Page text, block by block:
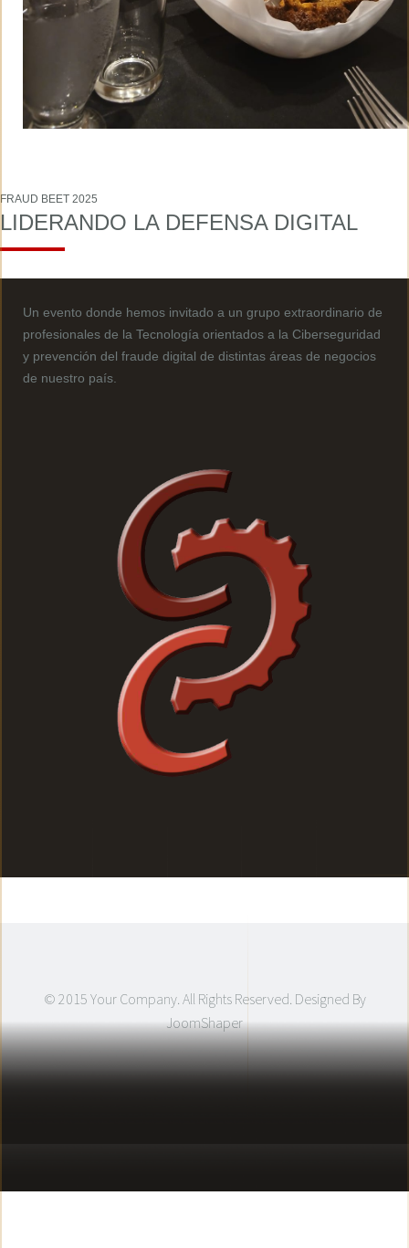
FRAUD BEET 2025
LIDERANDO LA DEFENSA DIGITAL
Un evento donde hemos invitado a un grupo extraordinario de
profesionales de la Tecnología orientados a la Ciberseguridad
y prevención del fraude digital de distintas áreas de negocios
de nuestro país.
© 2015 Your Company. All Rights Reserved. Designed By
JoomShaper